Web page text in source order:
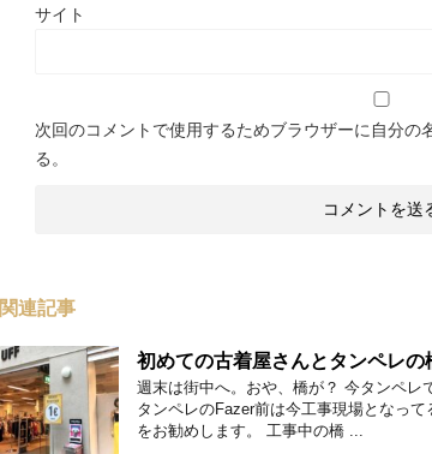
サイト
次回のコメントで使用するためブラウザーに自分の
る。
関連記事
初めての古着屋さんとタンペレの
週末は街中へ。おや、橋が？ 今タンペレ
タンペレのFazer前は今工事現場となっ
をお勧めします。 工事中の橋 ...